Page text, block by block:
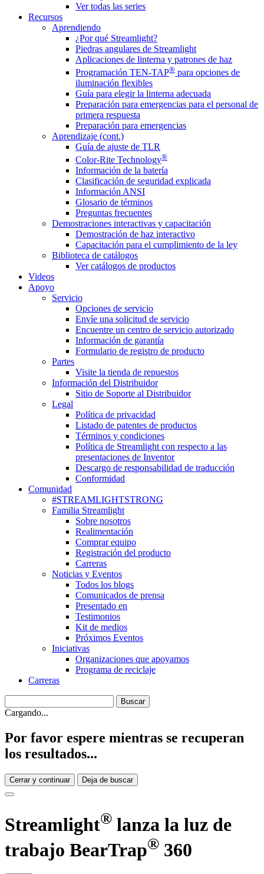
Ver todas las series
Recursos
Aprendiendo
¿Por qué Streamlight?
Piedras angulares de Streamlight
Aplicaciones de linterna y patrones de haz
Programación TEN-TAP® para opciones de
iluminación flexibles
Guía para elegir la linterna adecuada
Preparación para emergencias para el personal de
primera respuesta
Preparación para emergencias
Aprendizaje (cont.)
Guía de ajuste de TLR
Color-Rite Technology®
Información de la batería
Clasificación de seguridad explicada
Información ANSI
Glosario de términos
Preguntas frecuentes
Demostraciones interactivas y capacitación
Demostración de haz interactivo
Capacitación para el cumplimiento de la ley
Biblioteca de catálogos
Ver catálogos de productos
Videos
Apoyo
Servicio
Opciones de servicio
Envíe una solicitud de servicio
Encuentre un centro de servicio autorizado
Información de garantía
Formulario de registro de producto
Partes
Visite la tienda de repuestos
Información del Distribuidor
Sitio de Soporte al Distribuidor
Legal
Política de privacidad
Listado de patentes de productos
Términos y condiciones
Política de Streamlight con respecto a las
presentaciones de Inventor
Descargo de responsabilidad de traducción
Conformidad
Comunidad
#STREAMLIGHTSTRONG
Familia Streamlight
Sobre nosotros
Realimentación
Comprar equipo
Registración del producto
Carreras
Noticias y Eventos
Todos los blogs
Comunicados de prensa
Presentado en
Testimonios
Kit de medios
Próximos Eventos
Iniciativas
Organizaciones que apoyamos
Programa de reciclaje
Carreras
Cargando...
Por favor espere mientras se recuperan
los resultados...
Cerrar y continuar Deja de buscar
Streamlight® lanza la luz de
trabajo BearTrap® 360